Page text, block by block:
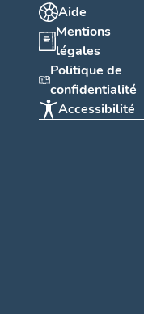
Aide
Mentions
légales
Politique de
confidentialité
Accessibilité